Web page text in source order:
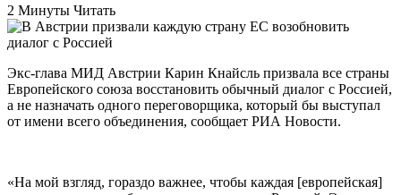
2 Минуты Читать
Экс-глава МИД Австрии Карин Кнайсль призвала все страны
Европейского союза восстановить обычный диалог с Россией,
а не назначать одного переговорщика, который бы выступал
от имени всего объединения, сообщает РИА Новости.
«На мой взгляд, гораздо важнее, чтобы каждая [европейская]